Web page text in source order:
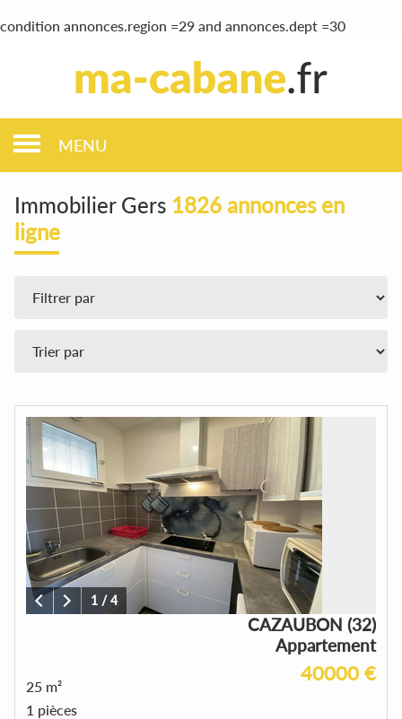
condition annonces.region =29 and annonces.dept =30
MENU
Immobilier Gers 1826 annonces en
ligne
1 /4
CAZAUBON (32)
Appartement
40000 €
25 m²
1 pièces